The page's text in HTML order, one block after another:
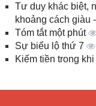
Tư duy khác biệt,
khoảng cách giàu
Tóm tắt một phút
Sự biểu lộ thứ 7
Kiếm tiền trong